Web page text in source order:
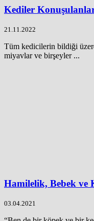
Kediler
21.11.2022
Tüm kedicilerin bildiği
miyavlar ve birşeyler ...
Hamilelik, Bebek ve
03.04.2021